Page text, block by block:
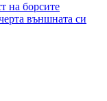
на борсите
външната си